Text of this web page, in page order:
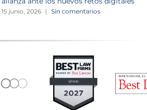
15 junio, 2026 | Sin comentarios